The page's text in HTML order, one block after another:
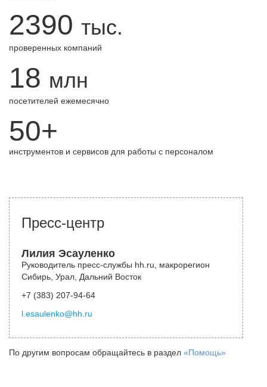
2390 тыс.
проверенных компаний
18 млн
посетителей ежемесячно
50+
инструментов и сервисов для работы с персоналом
Пресс-центр
Лилия Эсауленко
Руководитель пресс-службы hh.ru, макрорегион
Сибирь, Урал, Дальний Восток
+7 (383) 207-94-64
l.esaulenko@hh.ru
По другим вопросам обращайтесь в раздел «Помощь»